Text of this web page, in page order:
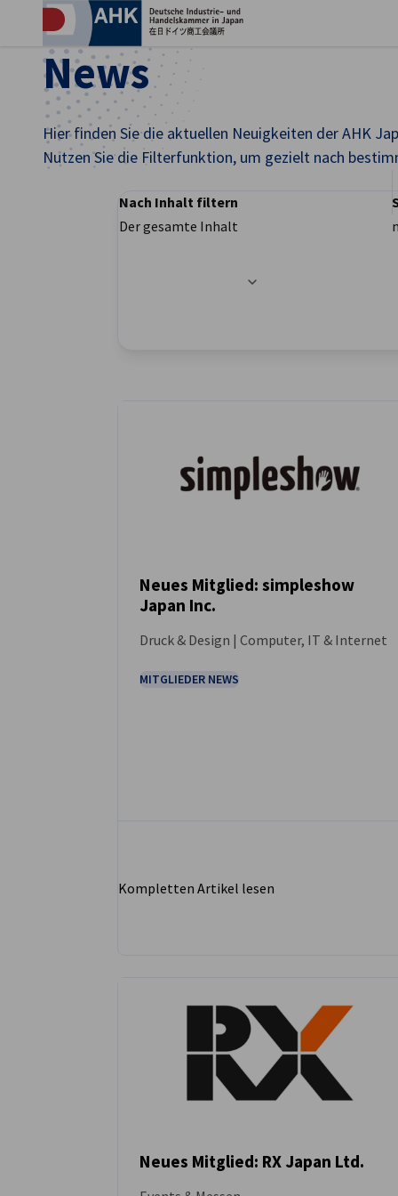
News
Hier finden Sie die aktuellen Neuigkeiten der AHK
Nutzen Sie die Filterfunktion, um gezielt nach
Filteroptionen wurden erfolgreich aktualisiert
Nach Inhalt filtern
Der gesamte Inhalt
Neues Mitglied: simpleshow
Japan Inc.
Druck & Design | Computer, IT & Internet
MITGLIEDER NEWS
Kompletten Artikel lesen
Neues Mitglied: RX Japan Ltd.